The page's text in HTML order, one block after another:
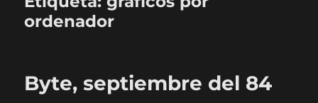
ordenador
Byte, septiembre del 84